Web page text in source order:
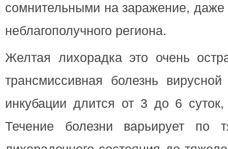
сомнительными на заражение,
неблагополучного региона.
Желтая лихорадка это очень
трансмиссивная болезнь
инкубации длится от 3 до 6
Течение болезни варьирует по